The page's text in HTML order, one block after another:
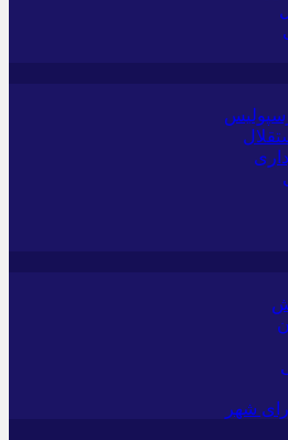
شهر